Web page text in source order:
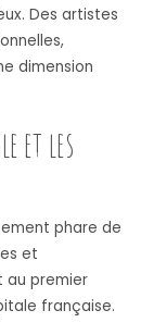
Des artistes
dimension
et les
phare de
et
au premier
française.